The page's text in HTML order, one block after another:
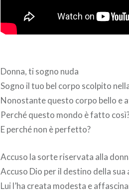
Donna, ti sogno nuda
Sogno il tuo bel corpo scolpito
Nonostante questo corpo bello e
Perché questo mondo è fatto
E perché non è perfetto?
Accuso la sorte riservata alla
Accuso Dio per il destino della sua
Lui l’ha creata modesta e